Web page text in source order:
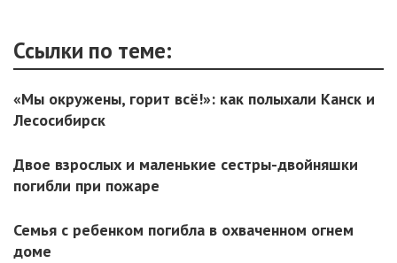
Ссылки по теме:
«Мы окружены, горит всё!»: как полыхали Канск и
Лесосибирск
Двое взрослых и маленькие сестры-двойняшки
погибли при пожаре
Семья с ребенком погибла в охваченном огнем
доме